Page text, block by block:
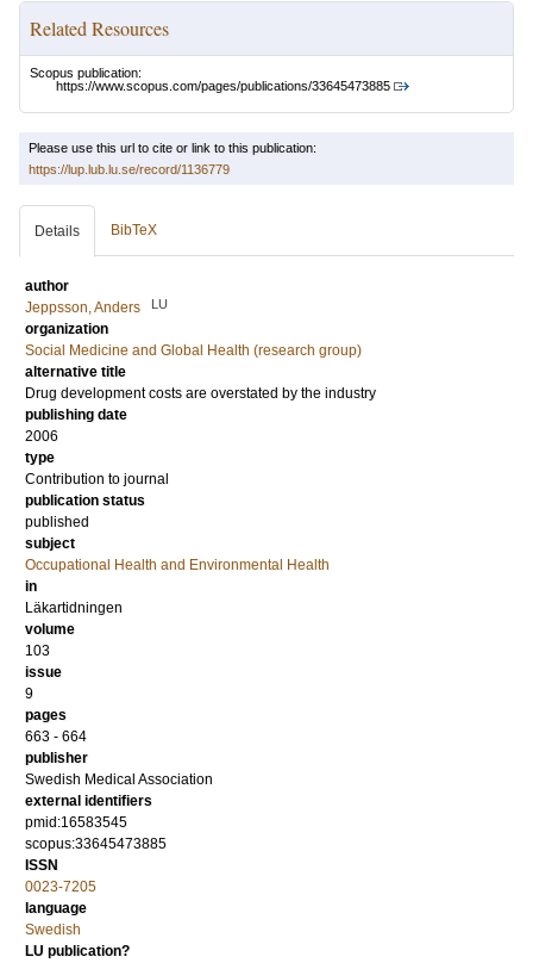
Related Resources
Scopus publication:
https://www.scopus.com/pages/publications/33645473885
Please use this url to cite or link to this publication:
https://lup.lub.lu.se/record/1136779
Details BibTeX
author
Jeppsson, Anders
LU
organization
Social Medicine and Global Health (research group)
alternative title
Drug development costs are overstated by the industry
publishing date
2006
type
Contribution to journal
publication status
published
subject
Occupational Health and Environmental Health
in
Läkartidningen
volume
103
issue
9
pages
663 - 664
publisher
Swedish Medical Association
external identifiers
pmid:16583545
scopus:33645473885
ISSN
0023-7205
language
Swedish
LU publication?